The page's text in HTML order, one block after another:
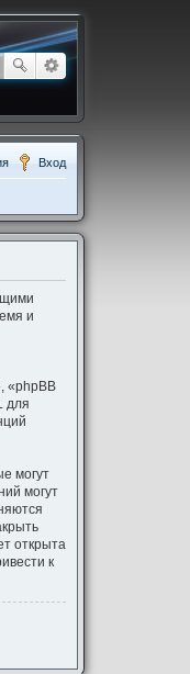
Вход
и
«phpBB
для
могут
могут
открыта
к